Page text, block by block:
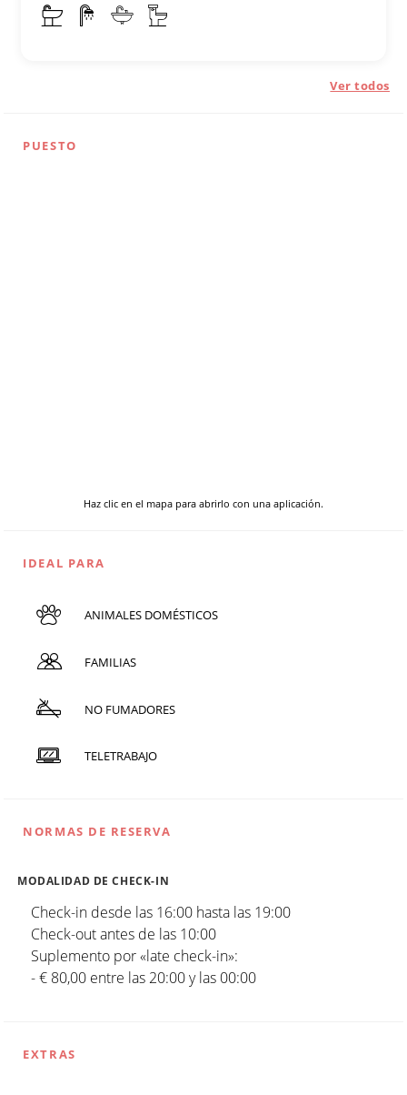
Ver todos
PUESTO
Haz clic en el mapa para abrirlo con una aplicación.
IDEAL PARA
ANIMALES DOMÉSTICOS
FAMILIAS
NO FUMADORES
TELETRABAJO
NORMAS DE RESERVA
MODALIDAD DE CHECK-IN
Check-in desde las 16:00 hasta las 19:00
Check-out antes de las 10:00
Suplemento por «late check-in»:
- € 80,00 entre las 20:00 y las 00:00
EXTRAS